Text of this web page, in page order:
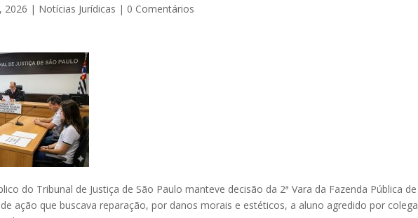
2026 | Notícias Jurídicas | 0 Comentários
do Tribunal de Justiça de São Paulo manteve decisão da 2ª Vara da Fazenda Pública de
ação que buscava reparação, por danos morais e estéticos, a aluno agredido por colega